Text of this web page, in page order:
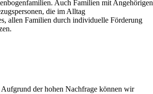
Auch Familien mit Angehörigen
die im Alltag
allen Familien durch individuelle Förderung
der hohen Nachfrage können wir